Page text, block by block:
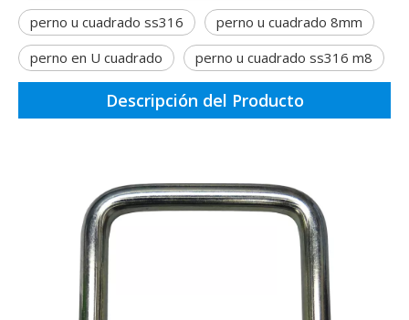
perno u cuadrado ss316
perno u cuadrado 8mm
perno en U cuadrado
perno u cuadrado ss316 m8
Descripción del Producto